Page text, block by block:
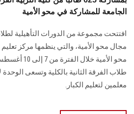
الجامعة للمشاركة في محو الأمية
افتتحت مجموعة من الدورات التأهيلية
مجال محو الأمية، والتي ينظمها مركز تعليم
محو الأمية
طلاب الفرقة الثانية بالكلية وتسعى
معلمين لتعليم الكبار.